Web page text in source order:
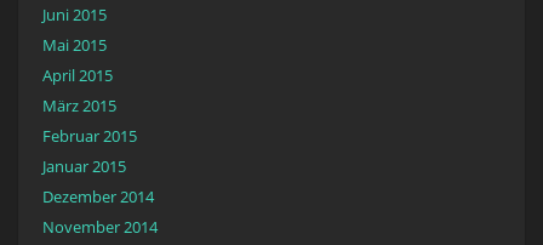
Juni 2015
Mai 2015
April 2015
März 2015
Februar 2015
Januar 2015
Dezember 2014
November 2014